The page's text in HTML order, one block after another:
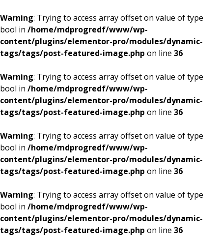
Warning: Trying to access array offset on value of type
bool in /home/mdprogredf/www/wp-
content/plugins/elementor-pro/modules/dynamic-
tags/tags/post-featured-image.php on line 36
Warning: Trying to access array offset on value of type
bool in /home/mdprogredf/www/wp-
content/plugins/elementor-pro/modules/dynamic-
tags/tags/post-featured-image.php on line 36
Warning: Trying to access array offset on value of type
bool in /home/mdprogredf/www/wp-
content/plugins/elementor-pro/modules/dynamic-
tags/tags/post-featured-image.php on line 36
Warning: Trying to access array offset on value of type
bool in /home/mdprogredf/www/wp-
content/plugins/elementor-pro/modules/dynamic-
tags/tags/post-featured-image.php on line 36